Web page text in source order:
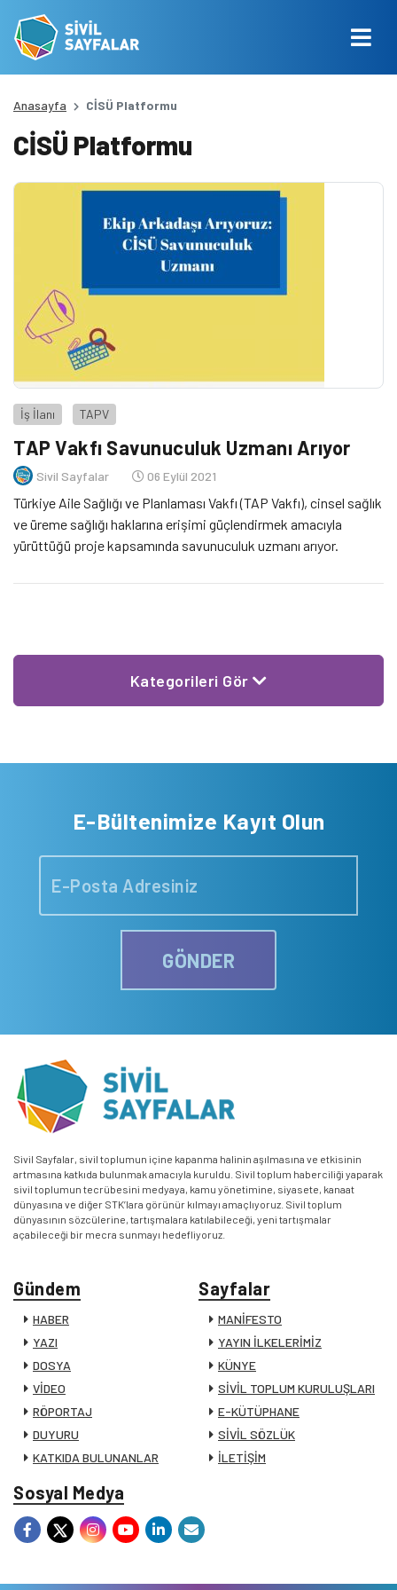
Anasayfa CİSÜ Platformu
CİSÜ Platformu
İş İlanı TAPV
TAP Vakfı Savunuculuk Uzmanı Arıyor
Sivil Sayfalar 06 Eylül 2021
Türkiye Aile Sağlığı ve Planlaması Vakfı (TAP Vakfı), cinsel sağlık
ve üreme sağlığı haklarına erişimi güçlendirmek amacıyla
yürüttüğü proje kapsamında savunuculuk uzmanı arıyor.
Kategorileri Gör
E-Bültenimize Kayıt Olun
GÖNDER
Sivil Sayfalar, sivil toplumun içine kapanma halinin aşılmasına ve etkisinin
artmasına katkıda bulunmak amacıyla kuruldu. Sivil toplum haberciliği yaparak
sivil toplumun tecrübesini medyaya, kamu yönetimine, siyasete, kanaat
dünyasına ve diğer STK’lara görünür kılmayı amaçlıyoruz. Sivil toplum
dünyasının sözcülerine, tartışmalara katılabileceği, yeni tartışmalar
açabileceği bir mecra sunmayı hedefliyoruz.
Gündem
HABER
YAZI
DOSYA
VİDEO
RÖPORTAJ
DUYURU
KATKIDA BULUNANLAR
Sayfalar
MANİFESTO
YAYIN İLKELERİMİZ
KÜNYE
SİVİL TOPLUM KURULUŞLARI
E-KÜTÜPHANE
SİVİL SÖZLÜK
İLETİŞİM
Sosyal Medya